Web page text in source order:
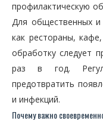
профилактическую
Для общественных и
как рестораны,
обработку следует
раз в год.
предотвратить
и инфекций.
Почему важно